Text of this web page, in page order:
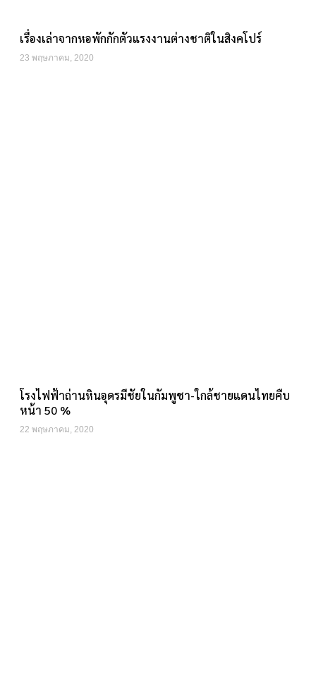
เรื่องเล่าจากหอพักกักตัวแรงงานต่างชาติในสิงคโปร์
23 พฤษภาคม, 2020
โรงไฟฟ้าถ่านหินอุดรมีชัยในกัมพูชา-ใกล้ชายแดนไทยคืบ
หน้า 50 %
22 พฤษภาคม, 2020